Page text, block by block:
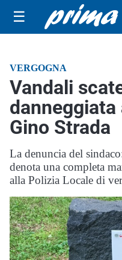
☰
VERGOGNA
Vandali
Gino Strada
La denuncia del
denota una completa
alla Polizia Locale di